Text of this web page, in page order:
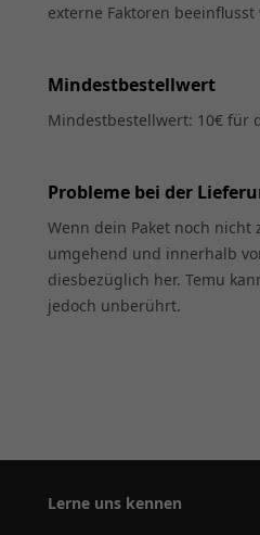
externe Faktoren
Mindestbestellwert
Mindestbestellwert: 10€ für
Probleme bei der
Wenn dein Paket noch
umgehend und innerhalb
diesbezüglich her. Temu
jedoch unberührt.
Lerne uns kennen